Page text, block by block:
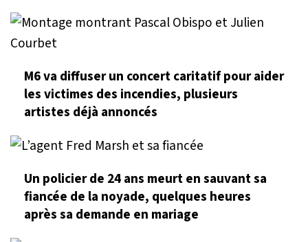
M6 va diffuser un concert caritatif pour aider
les victimes des incendies, plusieurs
artistes déjà annoncés
Un policier de 24 ans meurt en sauvant sa
fiancée de la noyade, quelques heures
après sa demande en mariage